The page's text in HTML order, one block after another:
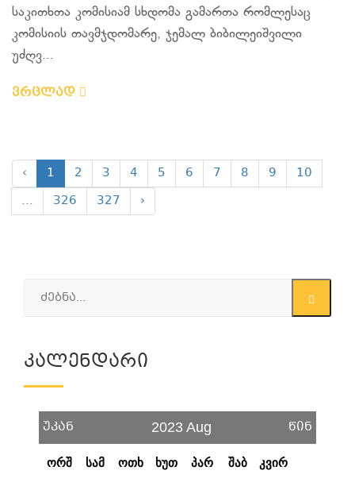
საკითხთა კომისიამ სხდომა გამართა რომლესაც
კომისიის თავმჯდომარე, ჯემალ ბიბილეიშვილი
უძღვ...
ვრცლად
‹ 1 2 3 4 5 6 7 8 9
10
...
326 327 ›
Კალენდარი
უკან 2023 Aug წინ
ორშ სამ ოთხ ხუთ პარ შაბ კვირ